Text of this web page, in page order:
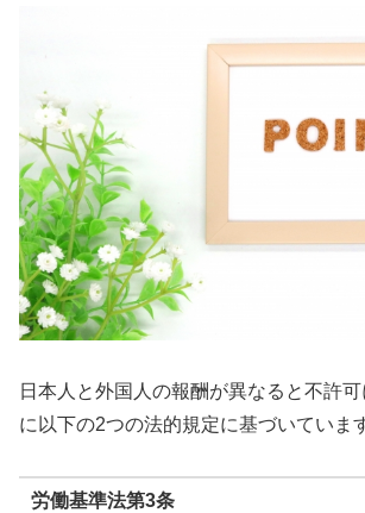
日本人と外国人の報酬が異なると不許
に以下の2つの法的規定に基づいていま
労働基準法第3条